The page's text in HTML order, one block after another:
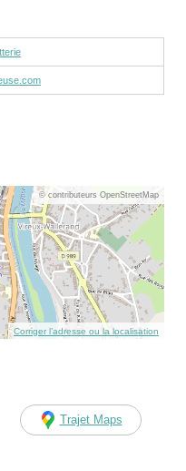
© contributeurs OpenStreetMap
Corriger l’adresse ou la localisation
Trajet Maps